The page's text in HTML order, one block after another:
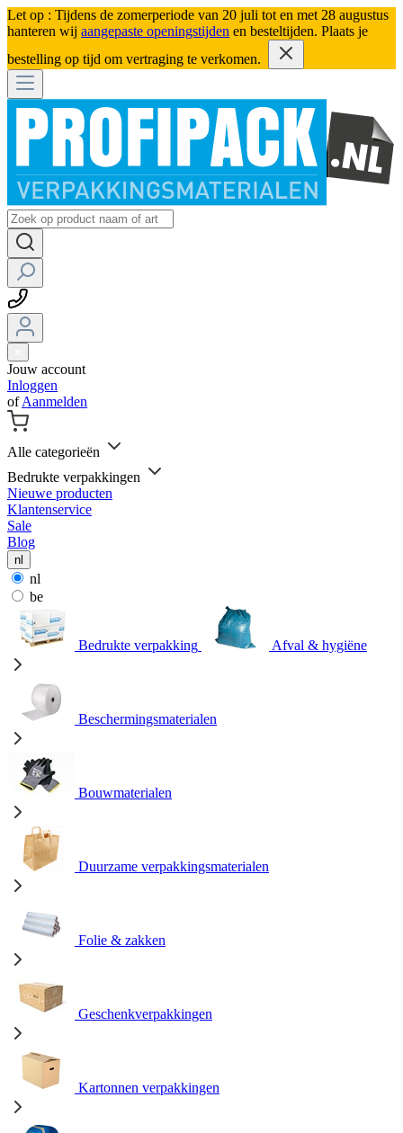
Let op : Tijdens de zomerperiode van 20 juli tot en met 28 augustus
hanteren wij aangepaste openingstijden en besteltijden. Plaats je
bestelling op tijd om vertraging te verkomen.
Jouw account
Inloggen
ofAanmelden
Alle categorieën
Bedrukte verpakkingen
Nieuwe producten
Klantenservice
Sale
Blog
nl
nl
be
Bedrukte verpakking Afval & hygiëne
Beschermingsmaterialen
Bouwmaterialen
Duurzame verpakkingsmaterialen
Folie & zakken
Geschenkverpakkingen
Kartonnen verpakkingen